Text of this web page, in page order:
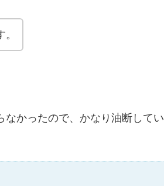
かったので、かなり油断してい